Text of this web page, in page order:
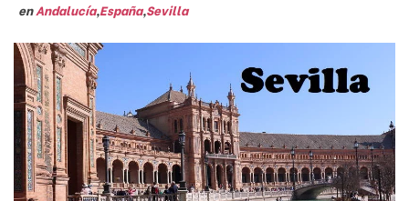
enAndalucía,España,Sevilla